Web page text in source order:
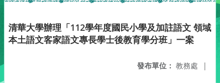
清華大學辦理「112學年度國民小學及加註語文 領域
本土語文客家語文專長學士後教育學分班」一案
發布單位： 教務處 |